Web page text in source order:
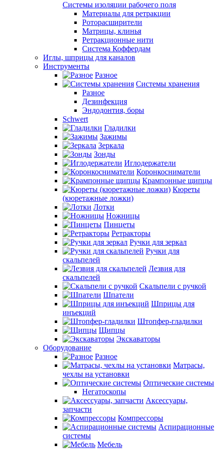
Системы изоляции рабочего поля
Материалы для ретракции
Роторасширители
Матрицы, клинья
Ретракционные нити
Система Коффердам
Иглы, шприцы для каналов
Инструменты
Разное
Системы хранения
Разное
Дезинфекция
Эндодонтия, боры
Schwert
Гладилки
Зажимы
Зеркала
Зонды
Иглодержатели
Коронкосниматели
Крампонные щипцы
Кюреты
(кюретажные ложки)
Лотки
Ножницы
Пинцеты
Ретракторы
Ручки для зеркал
Ручки для
скальпелей
Лезвия для
скальпелей
Скальпели с ручкой
Шпатели
Шприцы для
инъекций
Штопфер-гладилки
Щипцы
Экскаваторы
Оборудование
Разное
Матрасы,
чехлы на установки
Оптические системы
Негатоскопы
Аксессуары,
запчасти
Компрессоры
Аспирационные
системы
Мебель